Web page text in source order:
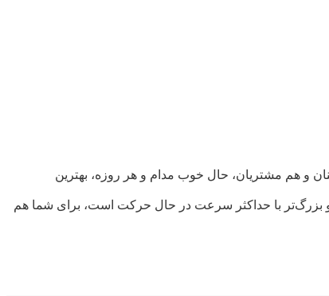
و هم مشتریان، حال خوب مدام و هر روزه، بهترین
و بزرگ‌تر با حداکثر سرعت در حال حرکت است، برای شما هم